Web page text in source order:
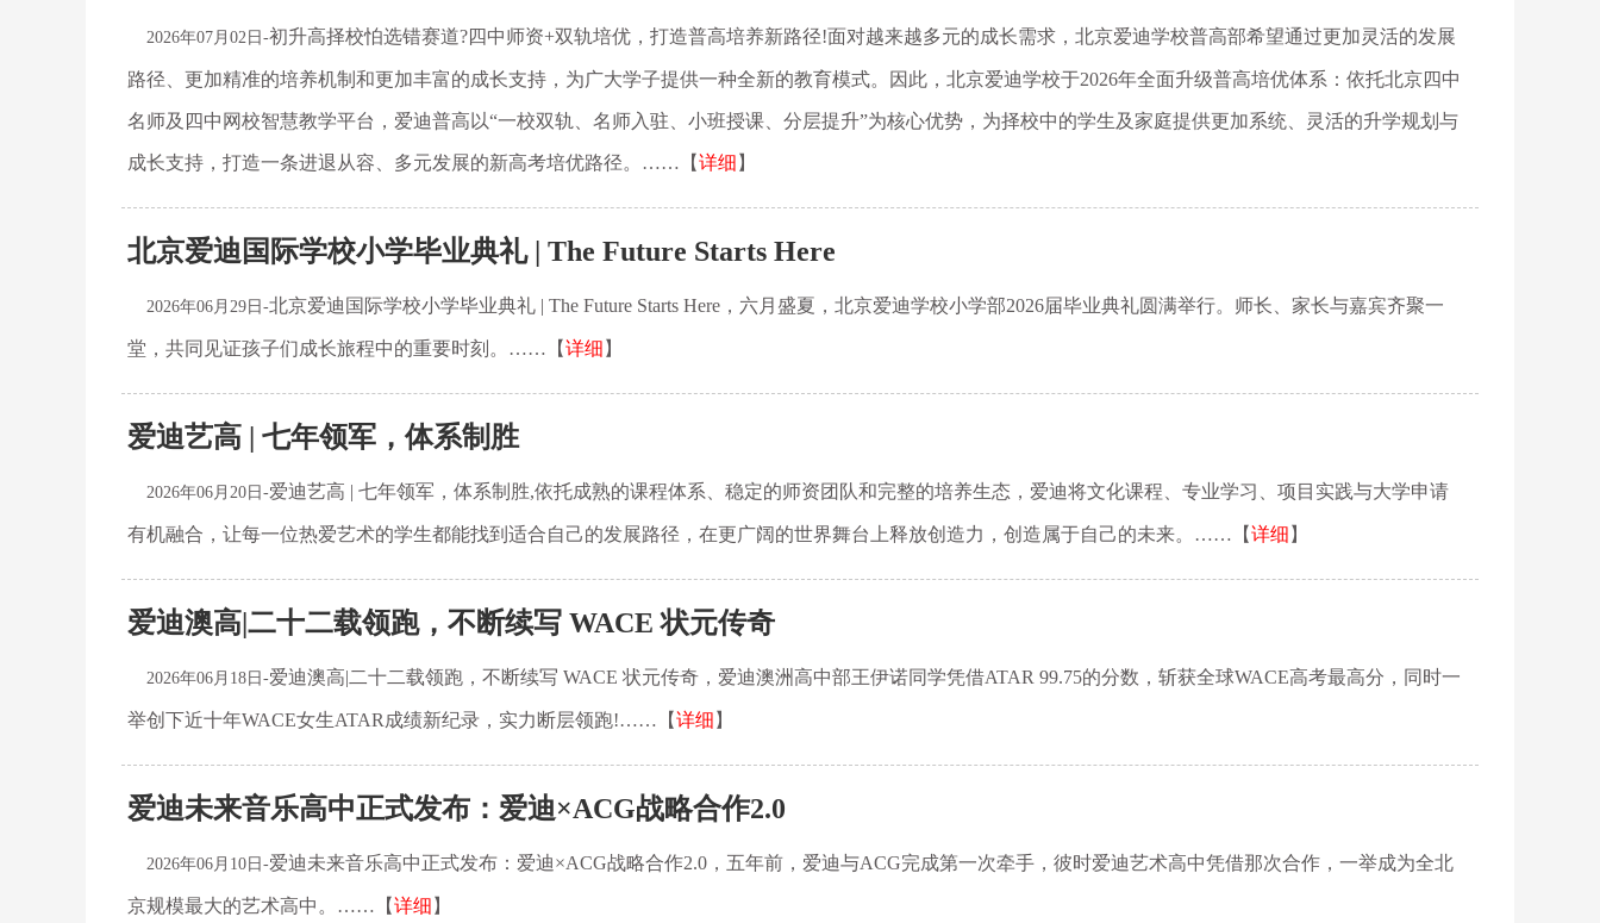
2026年07月02日-初升高择校怕选错赛道?四中师资+双轨培优，打造普高培养新路径!面对越来越多元的成长需求，北京爱迪学校普高部希望通过更加灵活的发展
路径、更加精准的培养机制和更加丰富的成长支持，为广大学子提供一种全新的教育模式。因此，北京爱迪学校于2026年全面升级普高培优体系：依托北京四中
名师及四中网校智慧教学平台，爱迪普高以“一校双轨、名师入驻、小班授课、分层提升”为核心优势，为择校中的学生及家庭提供更加系统、灵活的升学规划与
成长支持，打造一条进退从容、多元发展的新高考培优路径。……【详细 】
北京爱迪国际学校小学毕业典礼 | The Future Starts Here
2026年06月29日-北京爱迪国际学校小学毕业典礼 | The Future Starts Here，六月盛夏，北京爱迪学校小学部2026届毕业典礼圆满举行。师长、家长与嘉宾齐聚一
堂，共同见证孩子们成长旅程中的重要时刻。……【详细 】
爱迪艺高 | 七年领军，体系制胜
2026年06月20日-爱迪艺高 | 七年领军，体系制胜,依托成熟的课程体系、稳定的师资团队和完整的培养生态，爱迪将文化课程、专业学习、项目实践与大学申请
有机融合，让每一位热爱艺术的学生都能找到适合自己的发展路径，在更广阔的世界舞台上释放创造力，创造属于自己的未来。……【详细 】
爱迪澳高|二十二载领跑，不断续写 WACE 状元传奇
2026年06月18日-爱迪澳高|二十二载领跑，不断续写 WACE 状元传奇，爱迪澳洲高中部王伊诺同学凭借ATAR 99.75的分数，斩获全球WACE高考最高分，同时一
举创下近十年WACE女生ATAR成绩新纪录，实力断层领跑!……【详细 】
爱迪未来音乐高中正式发布：爱迪×ACG战略合作2.0
2026年06月10日-爱迪未来音乐高中正式发布：爱迪×ACG战略合作2.0，五年前，爱迪与ACG完成第一次牵手，彼时爱迪艺术高中凭借那次合作，一举成为全北
京规模最大的艺术高中。……【详细 】